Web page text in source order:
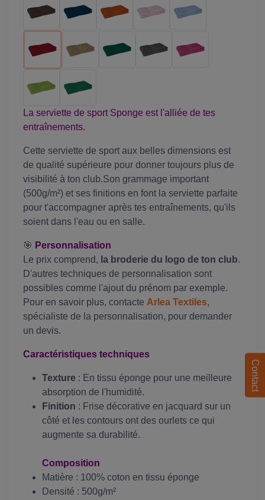
La serviette de sport Sponge est l'alliée de tes
entraînements.
Cette serviette de sport aux belles dimensions est
de qualité supérieure pour donner toujours plus de
visibilité à ton club.Son grammage important
(500g/m²) et ses finitions en font la serviette parfaite
pour t'accompagner après tes entraînements, qu'ils
soient dans l'eau ou en salle.
🎯 Personnalisation
Le prix comprend, la broderie du logo de ton club.
D'autres techniques de personnalisation sont
possibles comme l'ajout du prénom par exemple.
Pour en savoir plus, contacte Arlea Textiles,
spécialiste de la personnalisation, pour demander
un devis.
Caractéristiques techniques
Texture : En tissu éponge pour une meilleure
absorption de l'humidité.
Finition : Frise décorative en jacquard sur un
côté et les contours ont des ourlets ce qui
augmente sa durabilité.
Composition
Matière : 100% coton en tissu éponge
Densité : 500g/m²
Contact